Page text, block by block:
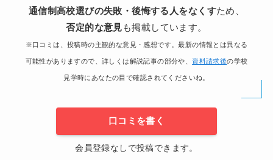
通信制高校選びの失敗・後悔する人をなくすため、
否定的な意見 も掲載しています。
※口コミは、投稿時の主観的な意見・感想です。最新の情報とは異なる
可能性がありますので、詳しくは解説記事の部分や、 資料請求後の学校
見学時にあなたの目で確認されてくださいね。
口コミを書く
会員登録なしで投稿できます。